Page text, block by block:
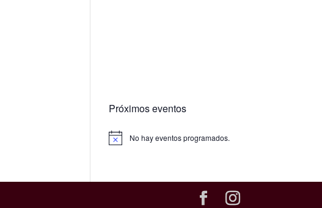
Próximos eventos
No hay eventos programados.